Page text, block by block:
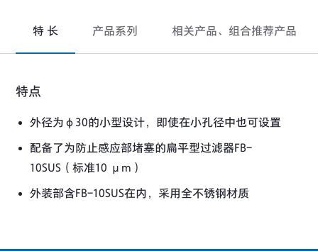
特 长 产品系列 相关产品、组合推荐产品
特点
外径为φ30的小型设计，即使在小孔径中也可设置
配备了为防止感应部堵塞的扁平型过滤器FB-
10SUS（标准10 μm）
外装部含FB-10SUS在内，采用全不锈钢材质